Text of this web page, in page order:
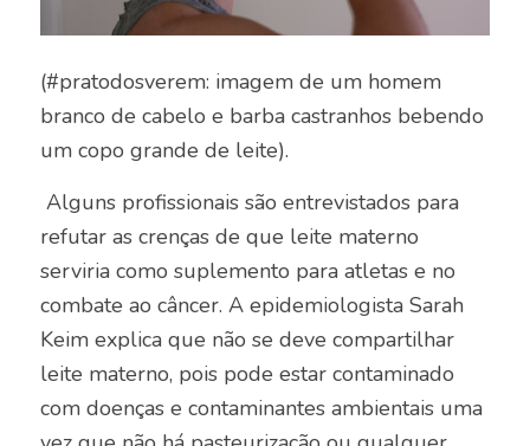
(#pratodosverem: imagem de um homem
branco de cabelo e barba castranhos bebendo
um copo grande de leite).
Alguns profissionais são entrevistados para
refutar as crenças de que leite materno
serviria como suplemento para atletas e no
combate ao câncer. A epidemiologista Sarah
Keim explica que não se deve compartilhar
leite materno, pois pode estar contaminado
com doenças e contaminantes ambientais uma